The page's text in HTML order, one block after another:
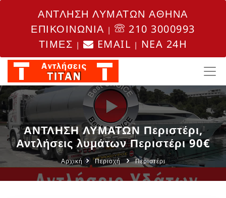
ΑΝΤΛΗΣΗ ΛΥΜΑΤΩΝ ΑΘΗΝΑ
ΕΠΙΚΟΙΝΩΝΙΑ |
210 3000993
ΤΙΜΕΣ | EMAIL | NEA 24H
ΑΝΤΛΗΣΗ ΛΥΜΑΤΩΝ Περιστέρι,
Αντλήσεις λυμάτων Περιστέρι 90€
Αρχική Περιοχή Περιστέρι